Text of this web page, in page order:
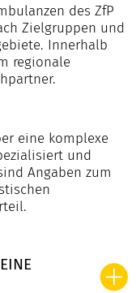
des ZfP
Zielgruppen und
Innerhalb
regionale
eine komplexe
und
Angaben zum